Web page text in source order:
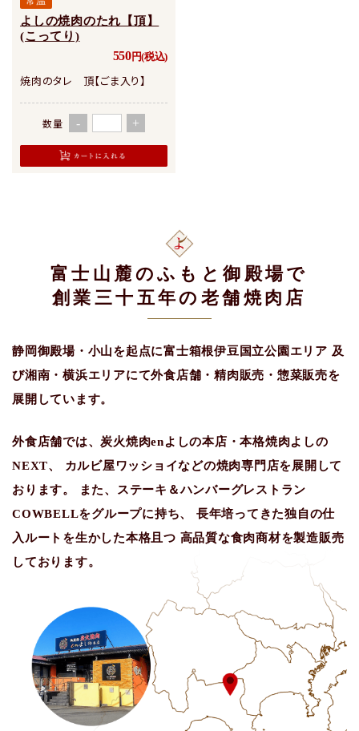
よしの焼肉のたれ【頂】
(こってり)
550円(税込)
焼肉のタレ 頂【ごま入り】
数量 - +
富士山麓のふもと御殿場で
創業三十五年の老舗焼肉店
静岡御殿場・小山を起点に富士箱根伊豆国立公園エリア 及
び湘南・横浜エリアにて外食店舗・精肉販売・惣菜販売を
展開しています。
外食店舗では、炭火焼肉enよしの本店・本格焼肉よしの
NEXT、
カルビ屋ワッショイなどの焼肉専門店を展開して
おります。
また、ステーキ＆ハンバーグレストラン
COWBELLをグループに持ち、
長年培ってきた独自の仕
入ルートを生かした本格且つ 高品質な食肉商材を製造販売
しております。